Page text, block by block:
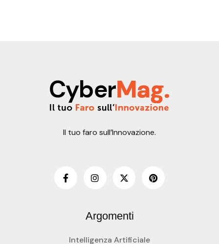
Il tuo faro sull’Innovazione.
Argomenti
Intelligenza Artificiale